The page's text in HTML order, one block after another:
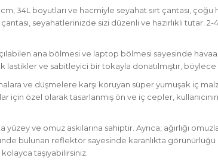
34L boyutları ve hacmiyle seyahat sırt çantası,
seyahatlerinizde sizi düzenli ve hazırlıklı tutar.
ana bölmesi ve laptop bölmesi sayesinde
ve sabitleyici bir tokayla donatılmıştır, böylece
ve düşmelere karşı koruyan süper yumuşak iç
özel olarak tasarlanmış ön ve iç cepler,
ve omuz askılarına sahiptir. Ayrıca, ağırlığı
bulunan reflektör sayesinde karanlıkta görünürlüğü
taşıyabilirsiniz.